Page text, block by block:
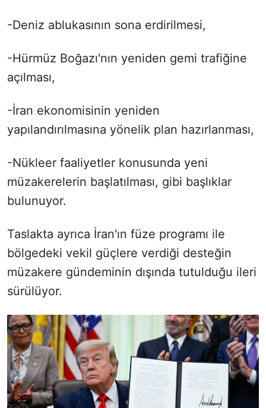
-Deniz ablukasının sona erdirilmesi,
-Hürmüz Boğazı'nın yeniden gemi trafiğine
açılması,
-İran ekonomisinin yeniden
yapılandırılmasına yönelik plan hazırlanması,
-Nükleer faaliyetler konusunda yeni
müzakerelerin başlatılması, gibi başlıklar
bulunuyor.
Taslakta ayrıca İran'ın füze programı ile
bölgedeki vekil güçlere verdiği desteğin
müzakere gündeminin dışında tutulduğu ileri
sürülüyor.